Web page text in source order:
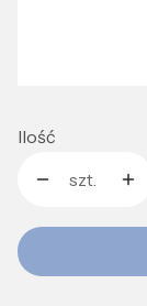
Ilość
szt.